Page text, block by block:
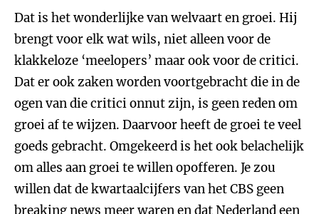
Dat is het wonderlijke van welvaart en groei. Hij
brengt voor elk wat wils, niet alleen voor de
klakkeloze ‘meelopers’ maar ook voor de critici.
Dat er ook zaken worden voortgebracht die in de
ogen van die critici onnut zijn, is geen reden om
groei af te wijzen. Daarvoor heeft de groei te veel
goeds gebracht. Omgekeerd is het ook belachelijk
om alles aan groei te willen opofferen. Je zou
willen dat de kwartaalcijfers van het CBS geen
breaking news meer waren en dat Nederland een